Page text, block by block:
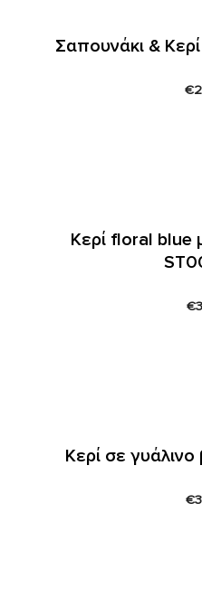
Σαπουνάκι &
€
Κερί floral blue
€
Κερί σε
€